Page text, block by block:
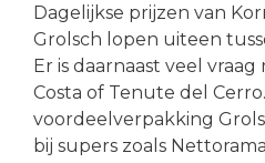
Dagelijkse prijzen van
Grolsch lopen uiteen
Er is daarnaast veel
Costa of Tenute del
voordeelverpakking
bij supers zoals